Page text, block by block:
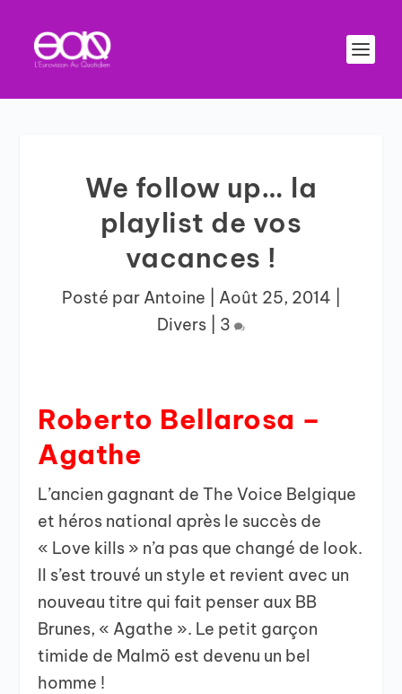
We follow up… la
playlist de vos
vacances !
Posté par Antoine Août 25, 2014
Divers
3
Roberto Bellarosa –
Agathe
L’ancien gagnant de The Voice Belgique
et héros national après le succès de
« Love kills » n’a pas que changé de look.
Il s’est trouvé un style et revient avec un
nouveau titre qui fait penser aux BB
Brunes, « Agathe ». Le petit garçon
timide de Malmö est devenu un bel
homme !